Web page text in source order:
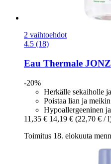
2 vaihtoehdot
4.5 (18)
Eau Thermale
-20%
Herkälle sekaiholle
Poistaa lian ja meikin
Hypoallergeeninen
11,35 € 14,19 € (22,70 € /
Toimitus 18. elokuuta